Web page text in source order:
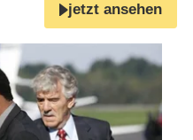
jetzt ansehen